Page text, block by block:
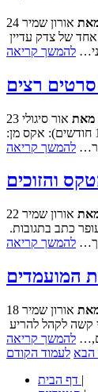
אורון שמיר
להמשך קריאה
סרטים רצים
מאת אור סיגולי
לנוחיות קוראינו - רשימה של הסרטים המוצגים כעת בקולנוע עם לינקים לסקירות ושאר השמחות שנכתבו עליהם בבלוגינו, מתחילתו ועד היום (ככה זה שלקולנוע יוצאים סרטים שנראו בפסטיבל חיפה לפני 11 חודשים): אקס מן:
להמשך קריאה
אורון שמיר
להמשך קריאה
אורון שמיר
להמשך קריאה
הבא לעמוד הקודם
|